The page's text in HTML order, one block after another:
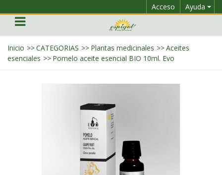
Ayuda
Acceso
Inicio >>CATEGORIAS >> Plantas medicinales >>Aceites
esenciales >> Pomelo aceite esencial BIO 10ml. Evo